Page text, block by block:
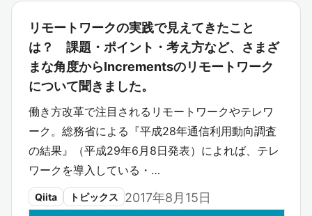
リモートワークの実践で見えてきたこと
は？ 課題・ポイント・考え方など、さまざ
まな角度からIncrementsのリモートワーク
について聞きました。
働き方改革で注目されるリモートワークやテレワ
ーク。総務省による『平成28年通信利用動向調査
の結果』（平成29年6月8日発表）によれば、テレ
ワークを導入している・…
Qiita トピックス 2017年8月15日